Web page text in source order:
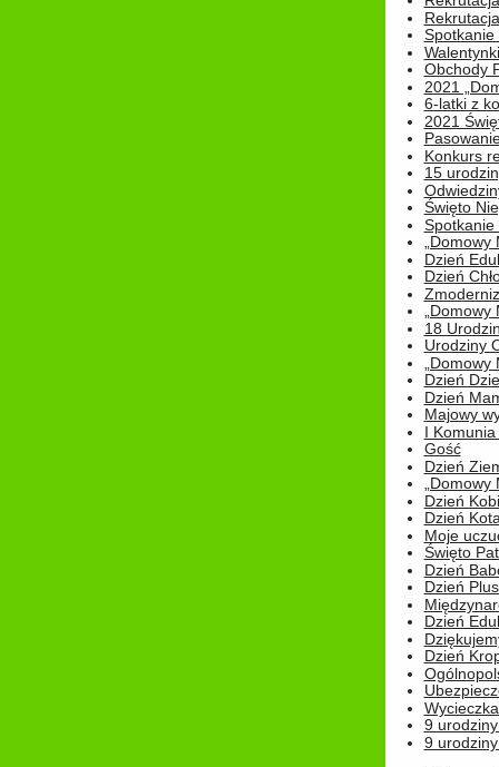
Spotkanie
Obchody
2021
6-latki z
2021
Konkurs
15
Święto
Spotkanie
Dzień
Dzień
18
Urodziny
Dzień
Dzień
Majowy
I
Gość
Dzień
Dzień
Dzień
Moje
Święto
Dzień
Dzień
Dzień
Dzień
9
9